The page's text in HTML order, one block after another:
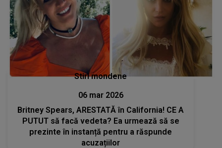
Stiri mondene
06 mar 2026
Britney Spears, ARESTATĂ în California! CE A
PUTUT să facă vedeta? Ea urmează să se
prezinte în instanță pentru a răspunde
acuzațiilor